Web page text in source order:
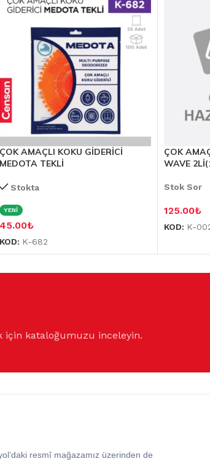
ÇOK AMAÇLI KOKU GİDERİCİ
MEDOTA TEKLİ
Stokta
YENİ
45.00₺
KOD: K-682
ÇOK
WAVE
Stok Sor
125.00₺
KOD: K-
için kataloğumuzu inceleyin.
resmî mağazamız üzerinden de